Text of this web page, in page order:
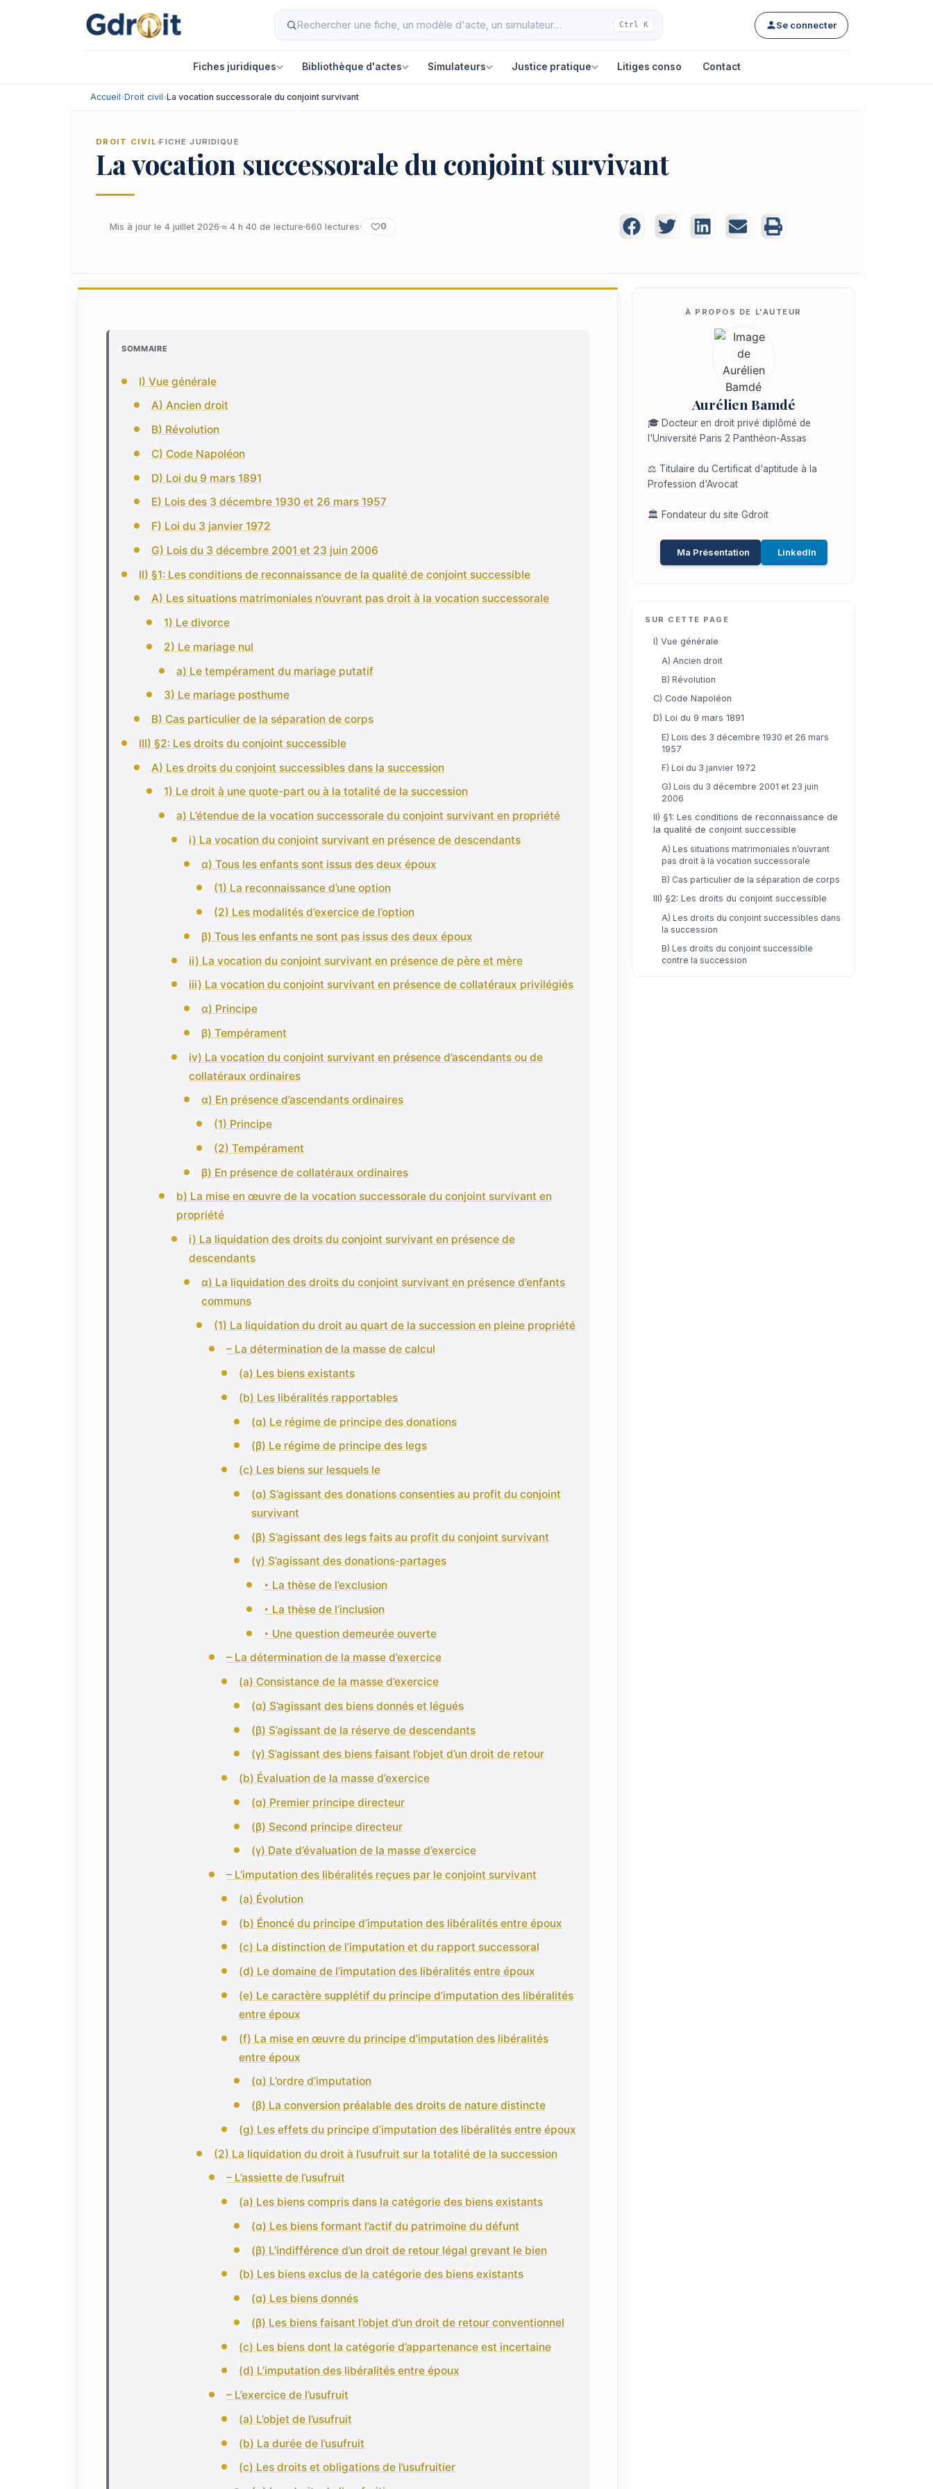
Ctrl K Se connecter
Fiches juridiques Bibliothèque d'actes Simulateurs Justice pratique Litiges conso Contact
Accueil›Droit civil›La vocation successorale du conjoint survivant
DROIT CIVIL FICHE JURIDIQUE
La vocation successorale du conjoint survivant
Mis à jour le 4 juillet 2026 ≈ 4 h 40 de lecture 660 lectures 0
SOMMAIRE
I) Vue générale
A) Ancien droit
B) Révolution
C) Code Napoléon
D) Loi du 9 mars 1891
E) Lois des 3 décembre 1930 et 26 mars 1957
F) Loi du 3 janvier 1972
G) Lois du 3 décembre 2001 et 23 juin 2006
II) §1: Les conditions de reconnaissance de la qualité de conjoint successible
A) Les situations matrimoniales n’ouvrant pas droit à la vocation successorale
1) Le divorce
2) Le mariage nul
a) Le tempérament du mariage putatif
3) Le mariage posthume
B) Cas particulier de la séparation de corps
III) §2: Les droits du conjoint successible
A) Les droits du conjoint successibles dans la succession
1) Le droit à une quote-part ou à la totalité de la succession
a) L’étendue de la vocation successorale du conjoint survivant en propriété
i) La vocation du conjoint survivant en présence de descendants
α) Tous les enfants sont issus des deux époux
(1) La reconnaissance d’une option
(2) Les modalités d’exercice de l’option
β) Tous les enfants ne sont pas issus des deux époux
ii) La vocation du conjoint survivant en présence de père et mère
iii) La vocation du conjoint survivant en présence de collatéraux privilégiés
α) Principe
β) Tempérament
iv) La vocation du conjoint survivant en présence d’ascendants ou de
collatéraux ordinaires
α) En présence d’ascendants ordinaires
(1) Principe
(2) Tempérament
β) En présence de collatéraux ordinaires
b) La mise en œuvre de la vocation successorale du conjoint survivant en
propriété
i) La liquidation des droits du conjoint survivant en présence de
descendants
α) La liquidation des droits du conjoint survivant en présence d’enfants
communs
(1) La liquidation du droit au quart de la succession en pleine propriété
– La détermination de la masse de calcul
(a) Les biens existants
(b) Les libéralités rapportables
(α) Le régime de principe des donations
(β) Le régime de principe des legs
(c) Les biens sur lesquels le
(α) S’agissant des donations consenties au profit du conjoint
survivant
(β) S’agissant des legs faits au profit du conjoint survivant
(γ) S’agissant des donations-partages
‣ La thèse de l’exclusion
‣ La thèse de l’inclusion
‣ Une question demeurée ouverte
– La détermination de la masse d’exercice
(a) Consistance de la masse d’exercice
(α) S’agissant des biens donnés et légués
(β) S’agissant de la réserve de descendants
(γ) S’agissant des biens faisant l’objet d’un droit de retour
(b) Évaluation de la masse d’exercice
(α) Premier principe directeur
(β) Second principe directeur
(γ) Date d’évaluation de la masse d’exercice
– L’imputation des libéralités reçues par le conjoint survivant
(a) Évolution
(b) Énoncé du principe d’imputation des libéralités entre époux
(c) La distinction de l’imputation et du rapport successoral
(d) Le domaine de l’imputation des libéralités entre époux
(e) Le caractère supplétif du principe d’imputation des libéralités
entre époux
(f) La mise en œuvre du principe d’imputation des libéralités
entre époux
(α) L’ordre d’imputation
(β) La conversion préalable des droits de nature distincte
(g) Les effets du principe d’imputation des libéralités entre époux
(2) La liquidation du droit à l’usufruit sur la totalité de la succession
– L’assiette de l’usufruit
(a) Les biens compris dans la catégorie des biens existants
(α) Les biens formant l’actif du patrimoine du défunt
(β) L’indifférence d’un droit de retour légal grevant le bien
(b) Les biens exclus de la catégorie des biens existants
(α) Les biens donnés
(β) Les biens faisant l’objet d’un droit de retour conventionnel
(c) Les biens dont la catégorie d’appartenance est incertaine
(d) L’imputation des libéralités entre époux
– L’exercice de l’usufruit
(a) L’objet de l’usufruit
(b) La durée de l’usufruit
(c) Les droits et obligations de l’usufruitier
Aurélien Bamdé
🎓 Docteur en droit privé diplômé de
l'Université Paris 2 Panthéon-Assas
⚖️ Titulaire du Certificat d'aptitude à la
Profession d'Avocat
🏛️ Fondateur du site Gdroit
Ma Présentation LinkedIn
SUR CETTE PAGE
I) Vue générale
A) Ancien droit
B) Révolution
C) Code Napoléon
D) Loi du 9 mars 1891
E) Lois des 3 décembre 1930 et 26 mars
1957
F) Loi du 3 janvier 1972
G) Lois du 3 décembre 2001 et 23 juin
2006
II) §1: Les conditions de reconnaissance de
la qualité de conjoint successible
A) Les situations matrimoniales n’ouvrant
pas droit à la vocation successorale
B) Cas particulier de la séparation de corps
III) §2: Les droits du conjoint successible
A) Les droits du conjoint successibles dans
la succession
B) Les droits du conjoint successible
contre la succession